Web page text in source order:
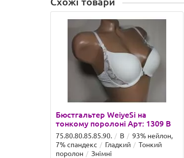
Бюстгальтер WeiyeSi на
тонкому поролоні Арт: 1309 B
75.80.80.85.85.90. B
93% нейлон,
7% спандекс
Гладкий
Тонкий
поролон
Знімні